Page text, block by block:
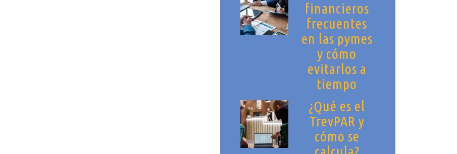
financieros
frecuentes
en las pymes
y cómo
evitarlos a
tiempo
¿Qué es el
TrevPAR y
cómo se